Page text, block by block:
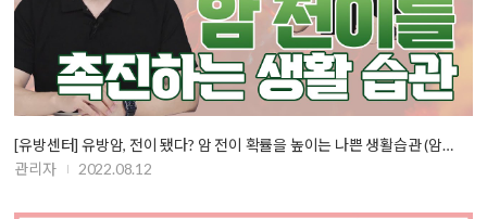
[유방센터] 유방암, 전이 됐다? 암 전이 확률을 높이는 나쁜 생활습관 (암…
관리자
2022.08.12